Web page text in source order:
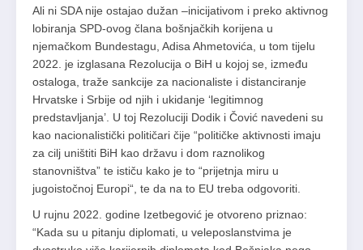
Ali ni SDA nije ostajao dužan –inicijativom i preko aktivnog
lobiranja SPD-ovog člana bošnjačkih korijena u
njemačkom Bundestagu, Adisa Ahmetovića, u tom tijelu
2022. je izglasana Rezolucija o BiH u kojoj se, između
ostaloga, traže sankcije za nacionaliste i distanciranje
Hrvatske i Srbije od njih i ukidanje ‘legitimnog
predstavljanja’. U toj Rezoluciji Dodik i Čović navedeni su
kao nacionalistički političari čije “političke aktivnosti imaju
za cilj uništiti BiH kao državu i dom raznolikog
stanovništva” te ističu kako je to “prijetnja miru u
jugoistočnoj Europi“, te da na to EU treba odgovoriti.
U rujnu 2022. godine Izetbegović je otvoreno priznao:
“Kada su u pitanju diplomati, u veleposlanstvima je